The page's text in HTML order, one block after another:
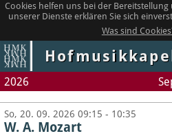
Cookies helfen uns bei der
unserer Dienste erklären Sie sich
Was sind
2026
So, 20. 09. 2026 09:15 - 10:35
W. A. Mozart